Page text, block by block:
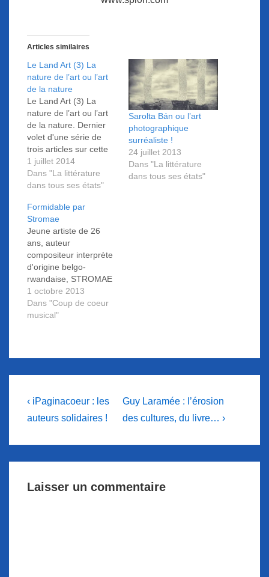
Articles similaires
Le Land Art (3) La
nature de l’art ou l’art
de la nature
Le Land Art (3) La
nature de l’art ou l’art
de la nature. Dernier
volet d'une série de
trois articles sur cette
forme d'art qui s'inscrit
dans la nature.
1 juillet 2014
Dans "La littérature
dans tous ses états"
Sarolta Bán ou l’art
photographique
surréaliste !
24 juillet 2013
Dans "La littérature
dans tous ses états"
Formidable par
Stromae
Jeune artiste de 26
ans, auteur
compositeur interprète
d'origine belgo-
rwandaise, STROMAE
a un talent qui saute au
visage. La force de ses
paroles (une
intonations), ne
indifférent.
1 octobre 2013
Dans "Coup de coeur
musical"
Navigation
de
l’article
Previous
Post
‹ iPaginacoeur : les
auteurs solidaires !
Next
Post
Guy Laramée : l’érosion
des cultures, du livre… ›
Laisser un commentaire